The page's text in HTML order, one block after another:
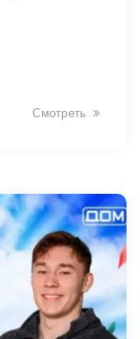
Смотреть